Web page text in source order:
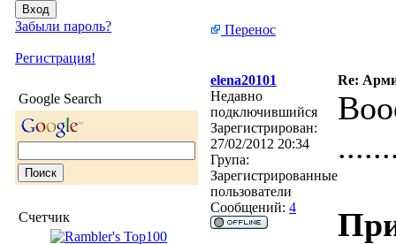
Забыли пароль?
Регистрация!
Google Search
Счетчик
Перенос
elena20101
Re:
Недавно
подключившийся
Зарегистрирован:
27/02/2012 20:34
Група:
Зарегистрированные
пользователи
Сообщений: 4